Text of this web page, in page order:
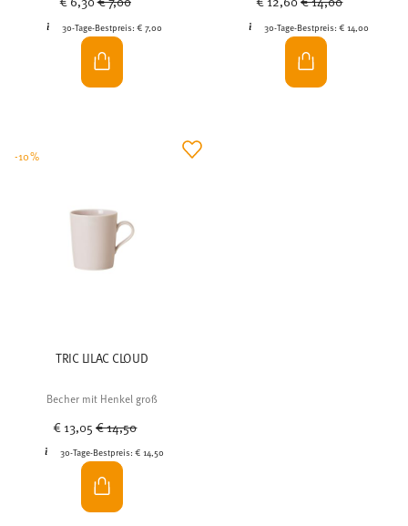
30-Tage-Bestpreis: € 7,00 30-Tage-Bestpreis: € 14,00
TRIC LILAC CLOUD
Becher mit Henkel groß
€ 13,05Price reduced from
€ 14,50
30-Tage-Bestpreis: € 14,50
-10%